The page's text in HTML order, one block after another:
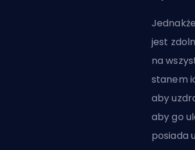
jest
na
stanem
aby
aby go
posiada